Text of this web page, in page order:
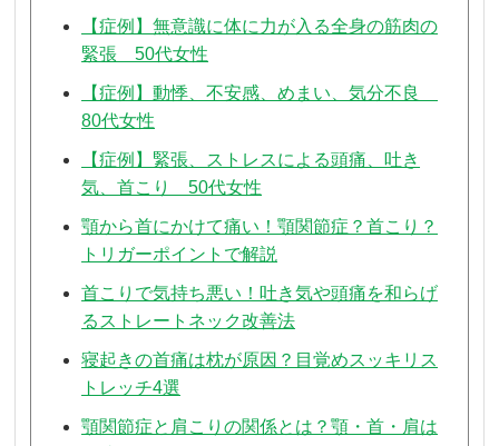
【症例】無意識に体に力が入る全身の筋肉の
緊張 50代女性
【症例】動悸、不安感、めまい、気分不良
80代女性
【症例】緊張、ストレスによる頭痛、吐き
気、首こり 50代女性
顎から首にかけて痛い！顎関節症？首こり？
トリガーポイントで解説
首こりで気持ち悪い！吐き気や頭痛を和らげ
るストレートネック改善法
寝起きの首痛は枕が原因？目覚めスッキリス
トレッチ4選
顎関節症と肩こりの関係とは？顎・首・肩は